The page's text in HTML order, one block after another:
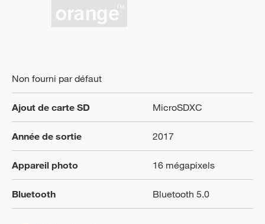
Non fourni par défaut
Ajout de carte SD MicroSDXC
Année de sortie 2017
Appareil photo 16 mégapixels
Bluetooth Bluetooth 5.0